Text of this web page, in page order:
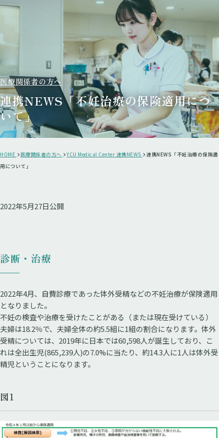
医療関係者の方へ
連携NEWS「不妊治療の保険適用につ
いて」
HOME 医療関係者の方へ YCU Medical Center 連携NEWS
連携NEWS「不妊治療の保険適
用について」
2022年5月27日公開
診断・治療
2022年4月、自費診療であった体外受精などの不妊治療が保険適用
となりました。
不妊の検査や治療を受けたことがある（または現在受けている）
夫婦は18.2％で、夫婦全体の約5.5組に1組の割合になります。体外
受精については、2019年に日本では60,598人が誕生しており、こ
れは全出生児(865,239人)の7.0%に当たり、約14.3人に1人は体外受
精児ということになります。
図1